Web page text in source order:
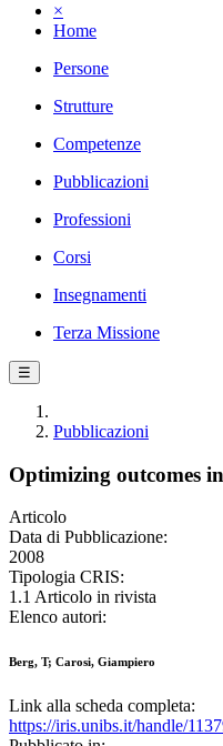
×
Home
Persone
Strutture
Competenze
Pubblicazioni
Professioni
Corsi
Insegnamenti
Terza Missione
☰
Pubblicazioni
Optimizing outcomes
Articolo
Data di Pubblicazione:
2008
Tipologia CRIS:
1.1 Articolo in rivista
Elenco autori:
Berg, T; Carosi, Giampiero
Link alla scheda completa:
https://iris.unibs.it/handle/